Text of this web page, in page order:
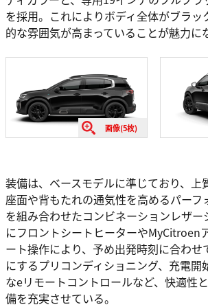
を採用。これによりボディ全体がブラ
的な雰囲気が高まっていることが魅力に
画像(5枚)
装備は、ベースモデルに準じており、上
座面や背もたれの通気性を高めるパーフ
を組み合わせたコンビネーションレザー
にフロントシートヒーターやMyCitroen
ート操作により、予め出発時刻に合わせ
にするプリコンディショニング、充電開
なeリモートコントロールなど、快適性
備を充実させている。